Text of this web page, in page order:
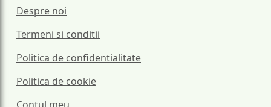
Despre noi
Termeni si conditii
Politica de confidentialitate
Politica de cookie